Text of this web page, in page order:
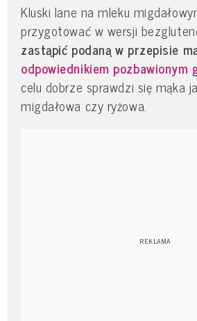
Kluski lane na mleku
przygotować w wersji
zastąpić podaną w przepisie
odpowiednikiem pozbawionym
celu dobrze sprawdzi się mąka
migdałowa czy ryżowa.